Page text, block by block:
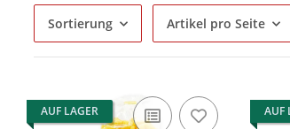
Sortierung Artikel pro Seite
AUF LAGER AUF